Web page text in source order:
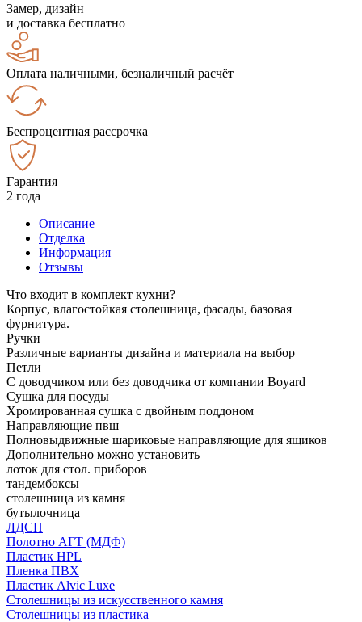
Замер, дизайн
и доставка бесплатно
Оплата наличными, безналичный расчёт
Беспроцентная рассрочка
Гарантия
2 года
Описание
Отделка
Информация
Отзывы
Что входит в комплект кухни?
Корпус, влагостойкая столешница, фасады, базовая
фурнитура.
Ручки
Различные варианты дизайна и материала на выбор
Петли
С доводчиком или без доводчика от компании Boyard
Сушка для посуды
Хромированная сушка с двойным поддоном
Направляющие пвш
Полновыдвижные шариковые направляющие для ящиков
Дополнительно можно установить
лоток для стол. приборов
тандембоксы
столешница из камня
бутылочница
ЛДСП
Полотно АГТ (МДФ)
Пластик HPL
Пленка ПВХ
Пластик Alvic Luxe
Столешницы из искусственного камня
Столешницы из пластика